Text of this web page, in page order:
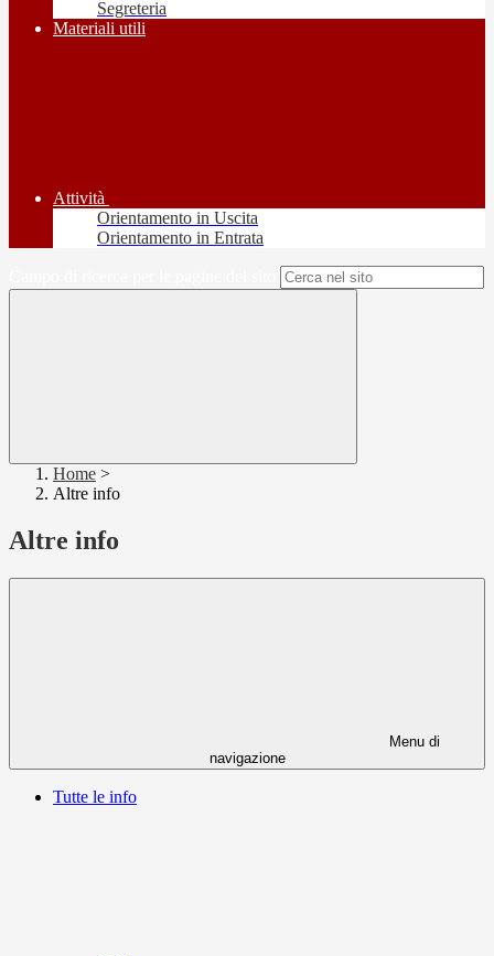
Segreteria
Materiali utili
Attività
Orientamento in Uscita
Orientamento in Entrata
Home >
Altre info
Altre info
Menu di
navigazione
Tutte le info